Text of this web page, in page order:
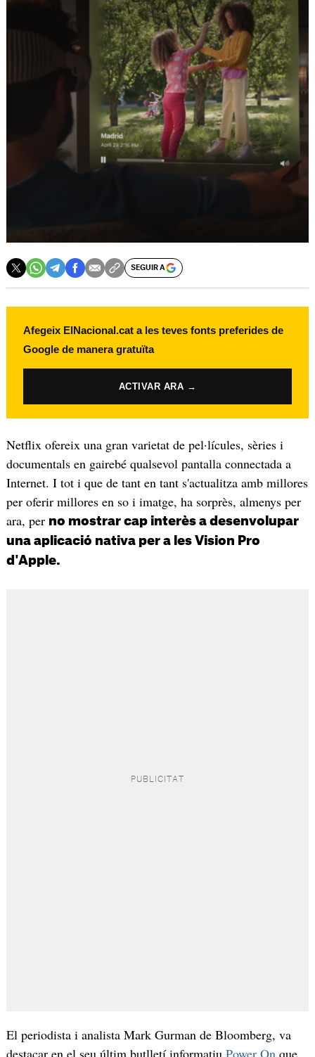
SEGUIR A
Afegeix ElNacional.cat a les teves fonts preferides de
Google de manera gratuïta
ACTIVAR ARA →
Netflix ofereix una gran varietat de pel·lícules, sèries i
documentals en gairebé qualsevol pantalla connectada a
Internet. I tot i que de tant en tant s'actualitza amb millores
per oferir millores en so i imatge, ha sorprès, almenys per
ara, per no mostrar cap interès a desenvolupar
una aplicació nativa per a les Vision Pro
d'Apple.
El periodista i analista Mark Gurman de Bloomberg, va
destacar en el seu últim butlletí informatiu Power On que